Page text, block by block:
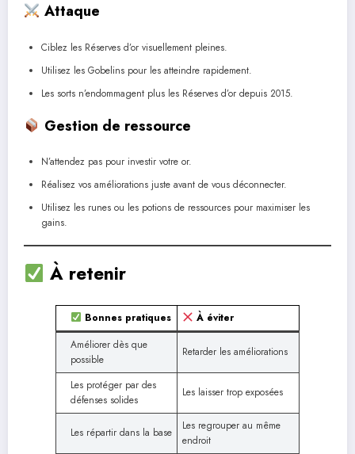
Attaque
Ciblez les Réserves d’or visuellement pleines.
Utilisez les Gobelins pour les atteindre rapidement.
Les sorts n’endommagent plus les Réserves d’or depuis 2015.
Gestion de ressource
N’attendez pas pour investir votre or.
Réalisez vos améliorations juste avant de vous déconnecter.
Utilisez les runes ou les potions de ressources pour maximiser les
gains.
À retenir
Bonnes pratiques
À éviter
Améliorer dès que
possible
Retarder les améliorations
Les protéger par des
défenses solides
Les laisser trop exposées
Les répartir dans la base
Les regrouper au même
endroit